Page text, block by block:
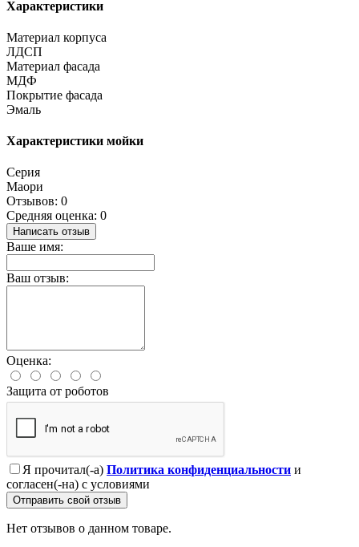
Характеристики
Материал корпуса
ЛДСП
Материал фасада
МДФ
Покрытие фасада
Эмаль
Характеристики мойки
Серия
Маори
Отзывов: 0
Средняя оценка: 0
Написать отзыв
Ваше имя:
Ваш отзыв:
Оценка:
Защита от роботов
Я прочитал(-а) Политика конфиденциальности и
согласен(-на) с условиями
Отправить свой отзыв
Нет отзывов о данном товаре.